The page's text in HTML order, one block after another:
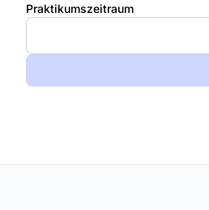
Praktikumszeitraum